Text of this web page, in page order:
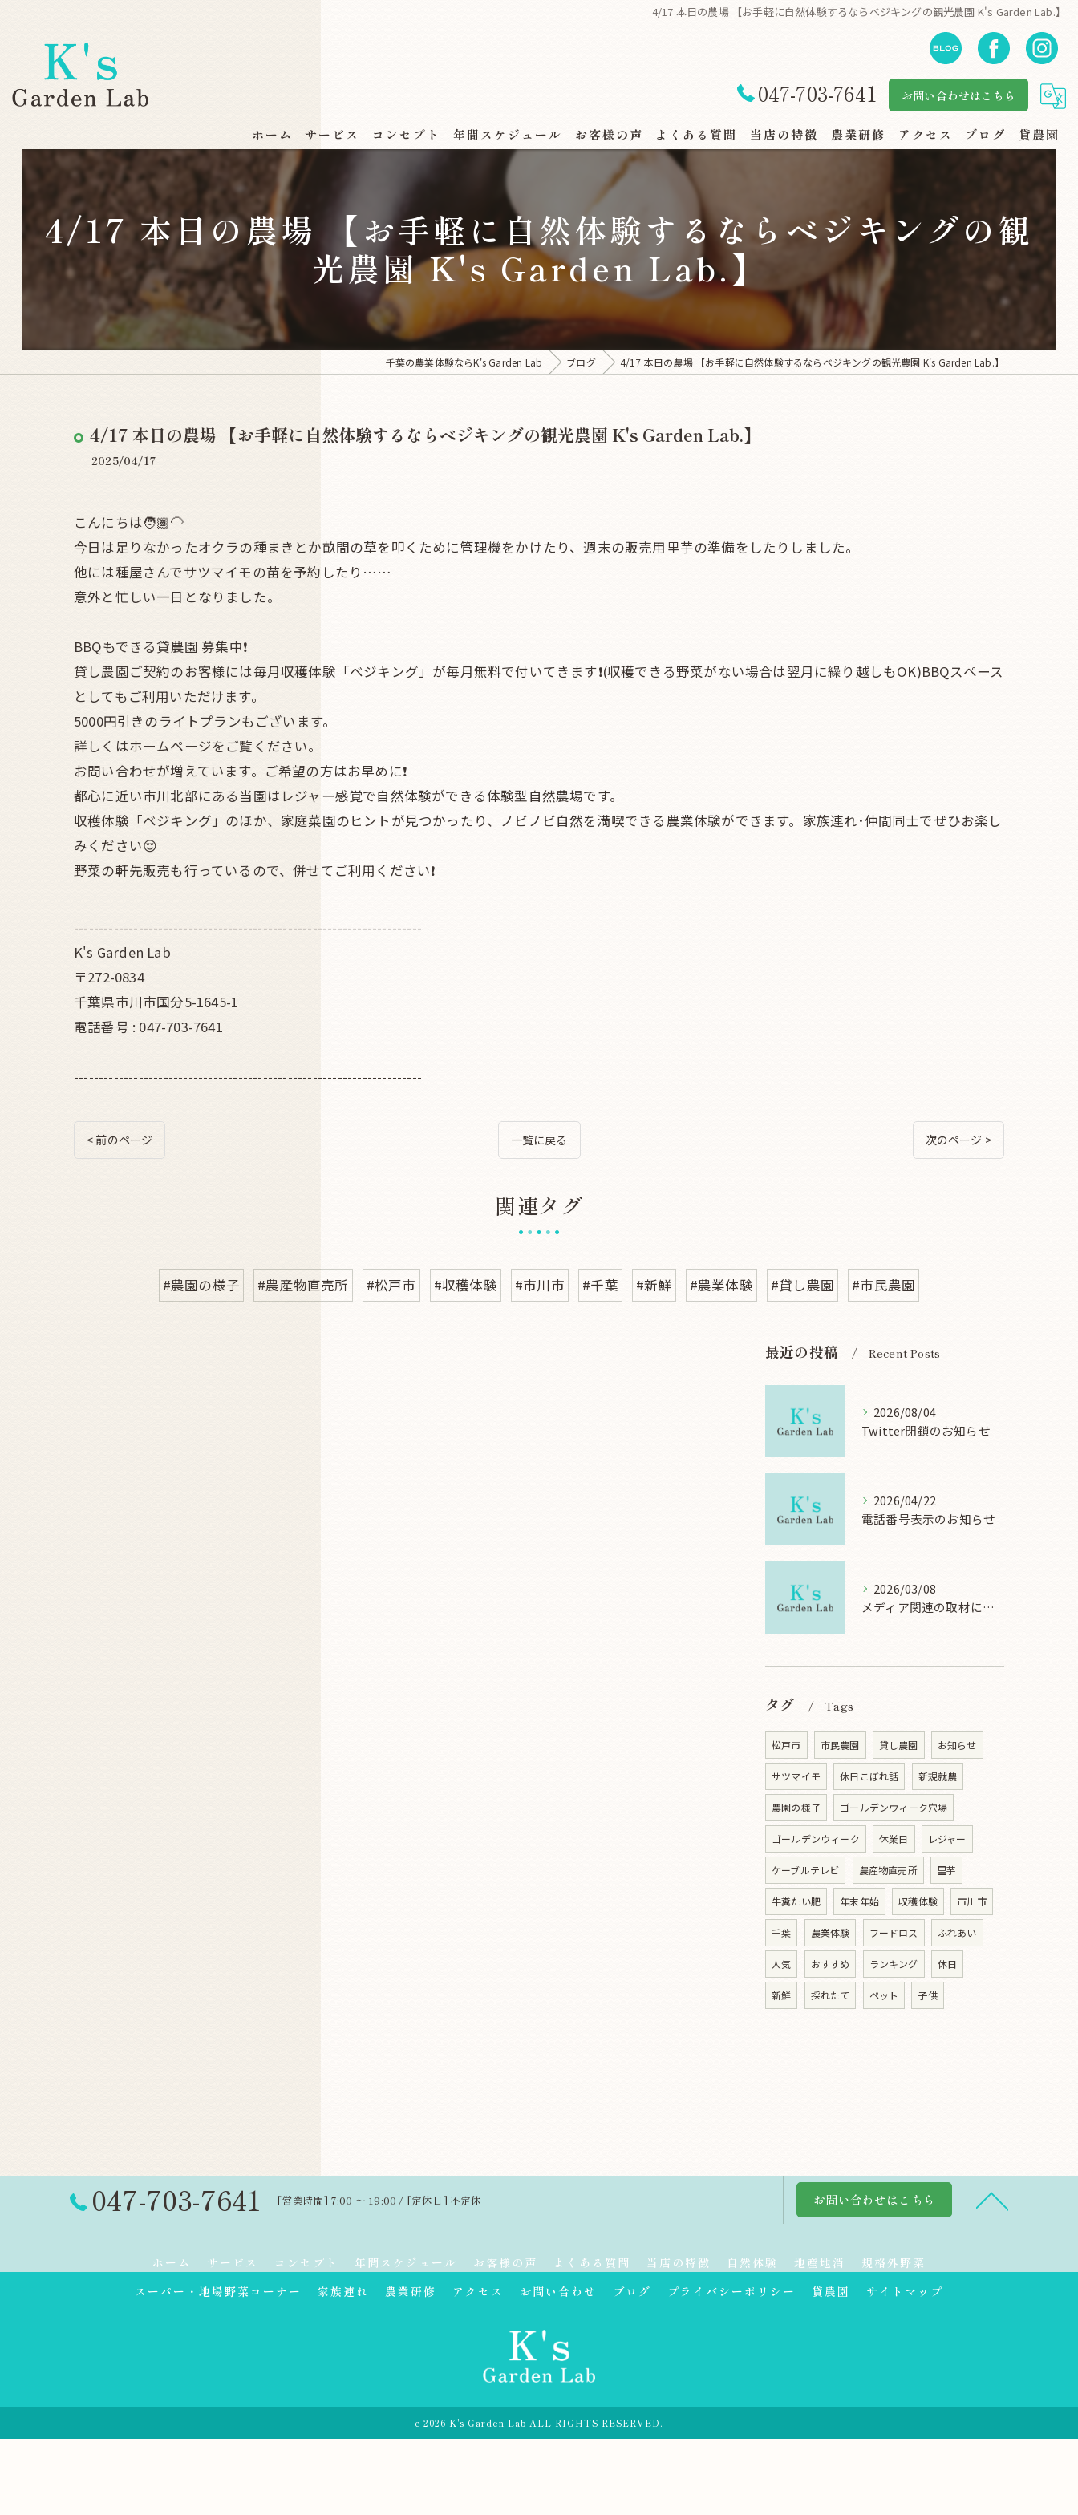
4/17 本日の農場 【お手軽に自然体験するならベジキングの観光農園 K's Garden Lab.】
047-703-7641 お問い合わせはこちら
ホーム サービス コンセプト 年間スケジュール お客様の声 よくある質問 当店の特徴
地産地消
スーパー・地場野菜コーナー
家族連れ
農業研修 アクセス ブログ 貸農園
4/17 本日の農場 【お手軽に自然体験するならベジキングの観
光農園 K's Garden Lab.】
千葉の農業体験ならK's Garden Lab ブログ 4/17 本日の農場 【お手軽に自然体験するならベジキングの観光農園 K's Garden Lab.】
4/17 本日の農場 【お手軽に自然体験するならベジキングの観光農園 K's Garden Lab.】
2025/04/17
こんにちは🧑🏾‍🦲
今日は足りなかったオクラの種まきとか畝間の草を叩くために管理機をかけたり、週末の販売用里芋の準備をしたりしました。
他には種屋さんでサツマイモの苗を予約したり……
意外と忙しい一日となりました。
BBQもできる貸農園 募集中❗
貸し農園ご契約のお客様には毎月収穫体験「ベジキング」が毎月無料で付いてきます❗(収穫できる野菜がない場合は翌月に繰り越しもOK)BBQスペース
としてもご利用いただけます。
5000円引きのライトプランもございます。
詳しくはホームページをご覧ください。
お問い合わせが増えています。ご希望の方はお早めに❗
都心に近い市川北部にある当園はレジャー感覚で自然体験ができる体験型自然農場です。
収穫体験「ベジキング」のほか、家庭菜園のヒントが見つかったり、ノビノビ自然を満喫できる農業体験ができます。家族連れ･仲間同士でぜひお楽し
みください😌
野菜の軒先販売も行っているので、併せてご利用ください❗
----------------------------------------------------------------------
K's Garden Lab
〒272-0834
千葉県市川市国分5-1645-1
電話番号 : 047-703-7641
----------------------------------------------------------------------
< 前のページ 一覧に戻る 次のページ >
関連タグ
#農園の様子 #農産物直売所 #松戸市 #収穫体験 #市川市 #千葉 #新鮮 #農業体験 #貸し農園 #市民農園
最近の投稿 Recent Posts
2026/08/04
Twitter閉鎖のお知らせ
2026/04/22
電話番号表示のお知らせ
2026/03/08
メディア関連の取材について
タグ Tags
松戸市 市民農園 貸し農園 お知らせ
サツマイモ 休日こぼれ話 新規就農
農園の様子 ゴールデンウィーク穴場
ゴールデンウィーク 休業日 レジャー
ケーブルテレビ 農産物直売所 里芋
牛糞たい肥 年末年始 収穫体験 市川市
千葉 農業体験 フードロス ふれあい
人気 おすすめ ランキング 休日
新鮮 採れたて ペット 子供
047-703-7641 [営業時間] 7:00 ～ 19:00 / [定休日] 不定休 お問い合わせはこちら
ホーム サービス コンセプト 年間スケジュール お客様の声 よくある質問 当店の特徴 自然体験 地産地消
規格外野菜
スーパー・地場野菜コーナー
家族連れ 農業研修 アクセス お問い合わせ ブログ プライバシーポリシー 貸農園 サイトマップ
c 2026 K's Garden Lab ALL RIGHTS RESERVED.